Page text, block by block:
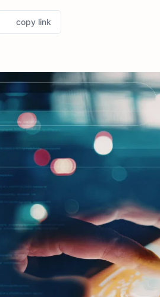
copy link